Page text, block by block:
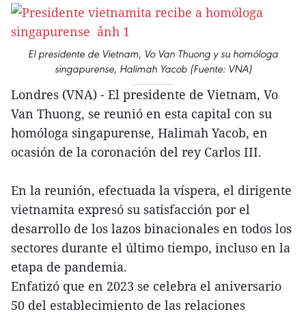
El presidente de Vietnam, Vo Van Thuong y su homóloga
singapurense, Halimah Yacob (Fuente: VNA)
Londres (VNA) - El presidente de Vietnam, Vo
Van Thuong, se reunió en esta capital con su
homóloga singapurense, Halimah Yacob, en
ocasión de la coronación del rey Carlos III.
En la reunión, efectuada la víspera, el dirigente
vietnamita expresó su satisfacción por el
desarrollo de los lazos binacionales en todos los
sectores durante el último tiempo, incluso en la
etapa de pandemia.
Enfatizó que en 2023 se celebra el aniversario
50 del establecimiento de las relaciones